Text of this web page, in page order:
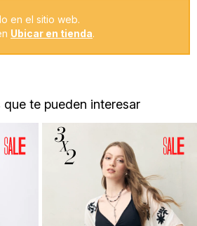
en el sitio web.
Ubicar en tienda.
te pueden interesar